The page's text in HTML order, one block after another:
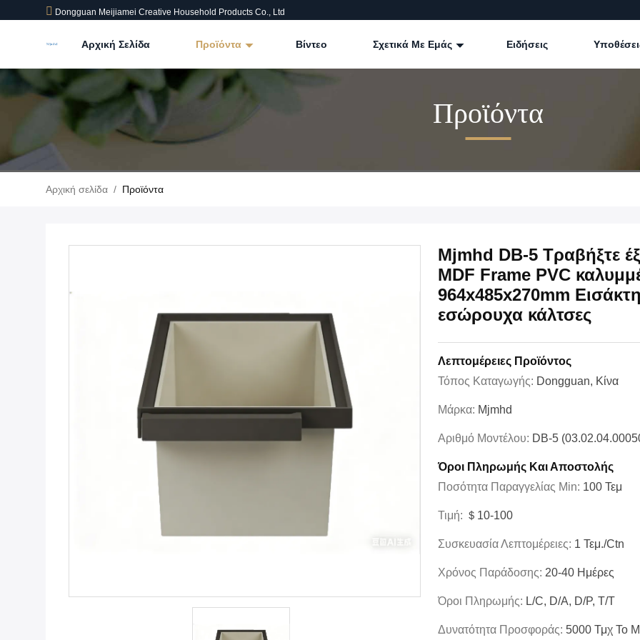
Dongguan Meijiamei Creative Household Products Co., Ltd
Αρχική Σελίδα Προϊόντα Βίντεο Σχετικά Με Εμάς Ειδήσεις
Προϊόντα
Αρχική σελίδα / Προϊόντα
Mjmhd DB-5 Τραβήξτε
MDF Frame PVC
964x485x270mm
εσώρουχα κάλτσες
Λεπτομέρειες Προϊόντος
Τόπος Καταγωγής: Dongguan, Κίνα
Μάρκα: Mjmhd
Αριθμό Μοντέλου: DB-5
Όροι Πληρωμής Και Αποστολής
Ποσότητα Παραγγελίας Min: 100 Τεμ
Τιμή: ＄10-100
Συσκευασία Λεπτομέρειες: 1 Τεμ./ctn
Χρόνος Παράδοσης: 20-40 Ημέρες
Όροι Πληρωμής: L/C, D/A, D/P, T/T
Δυνατότητα Προσφοράς: 5000 Τμχ Το